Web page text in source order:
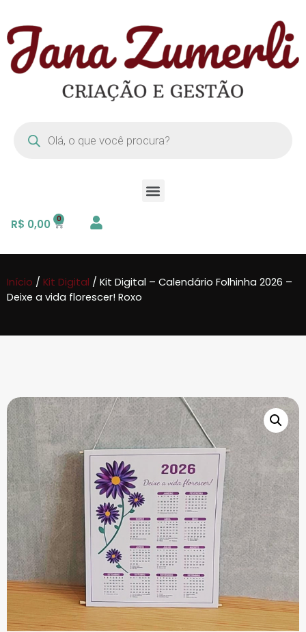
R$ 0,00
Início / Kit Digital / Kit Digital – Calendário Folhinha 2026 –
Deixe a vida florescer! Roxo